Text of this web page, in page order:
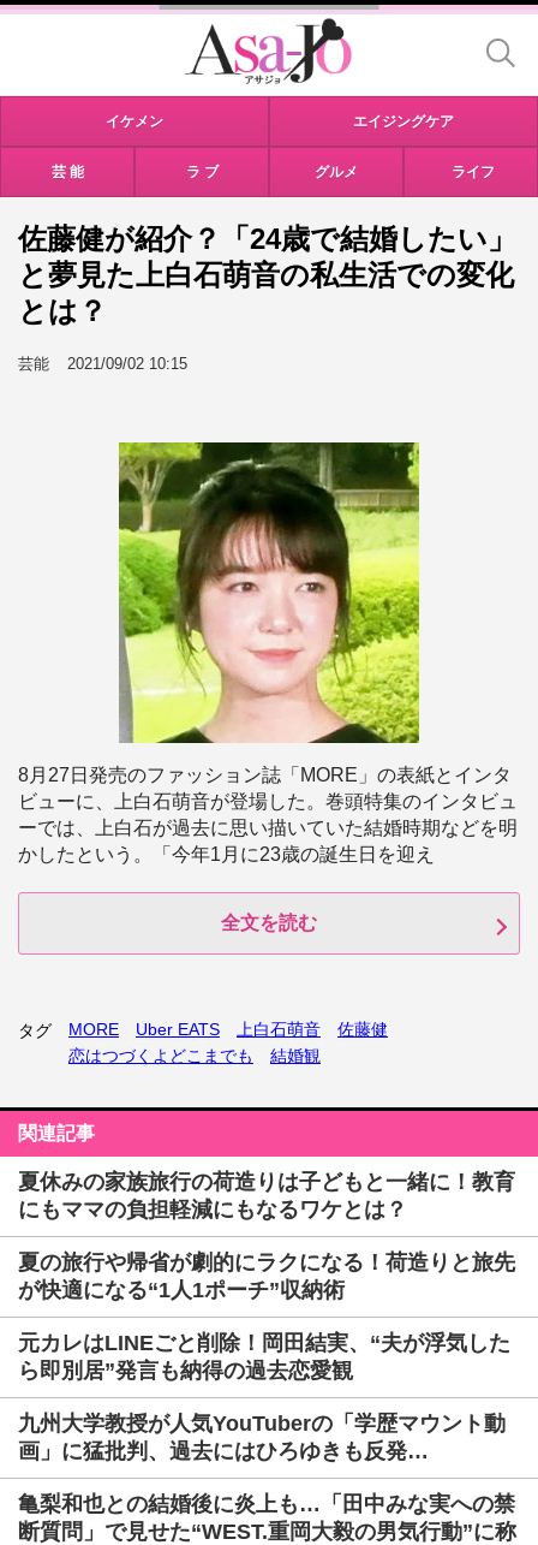
イケメン エイジングケア
芸 能 ラ ブ グルメ ライフ
佐藤健が紹介？「24歳で結婚したい」
と夢見た上白石萌音の私生活での変化
とは？
芸能 2021/09/02 10:15
8月27日発売のファッション誌「MORE」の表紙とインタ
ビューに、上白石萌音が登場した。巻頭特集のインタビュ
ーでは、上白石が過去に思い描いていた結婚時期などを明
かしたという。「今年1月に23歳の誕生日を迎え
全文を読む
タグ MORE Uber EATS 上白石萌音
佐藤健
恋はつづくよどこまでも
結婚観
関連記事
夏休みの家族旅行の荷造りは子どもと一緒に！教育
にもママの負担軽減にもなるワケとは？
夏の旅行や帰省が劇的にラクになる！荷造りと旅先
が快適になる“1人1ポーチ”収納術
元カレはLINEごと削除！岡田結実、“夫が浮気した
ら即別居”発言も納得の過去恋愛観
九州大学教授が人気YouTuberの「学歴マウント動
画」に猛批判、過去にはひろゆきも反発…
亀梨和也との結婚後に炎上も…「田中みな実への禁
断質問」で見せた“WEST.重岡大毅の男気行動”に称